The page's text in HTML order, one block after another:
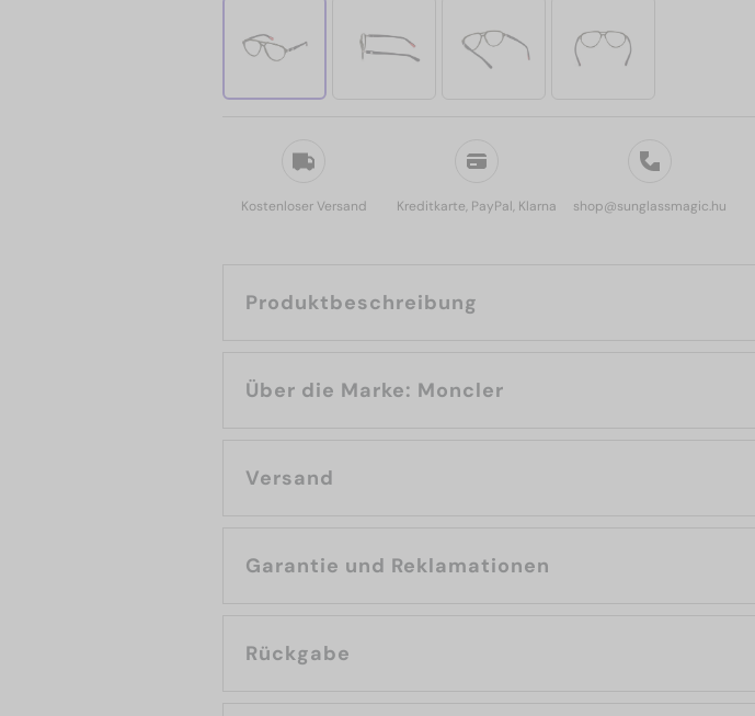
Kostenloser Versand Kreditkarte, PayPal, Klarna shop@sunglassmagic.hu
Produktbeschreibung
Über die Marke: Moncler
Versand
Garantie und Reklamationen
Rückgabe